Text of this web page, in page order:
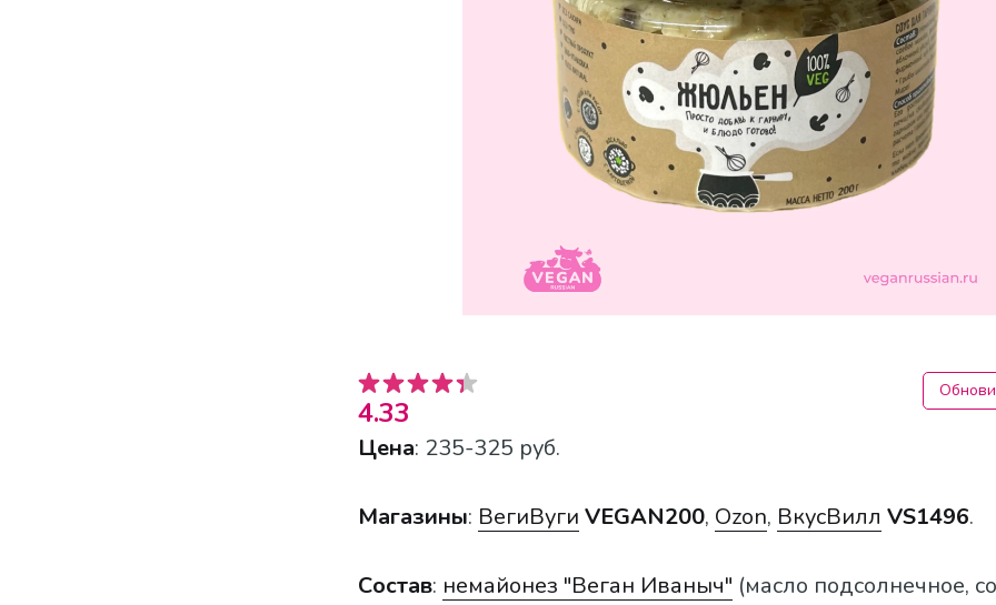
4.33
Цена: 235-325 руб.
Магазины: ВегиВуги VEGAN200, Ozon, ВкусВилл VS1496.
Состав: немайонез "Веган Иваныч" (масло подсолнечное,